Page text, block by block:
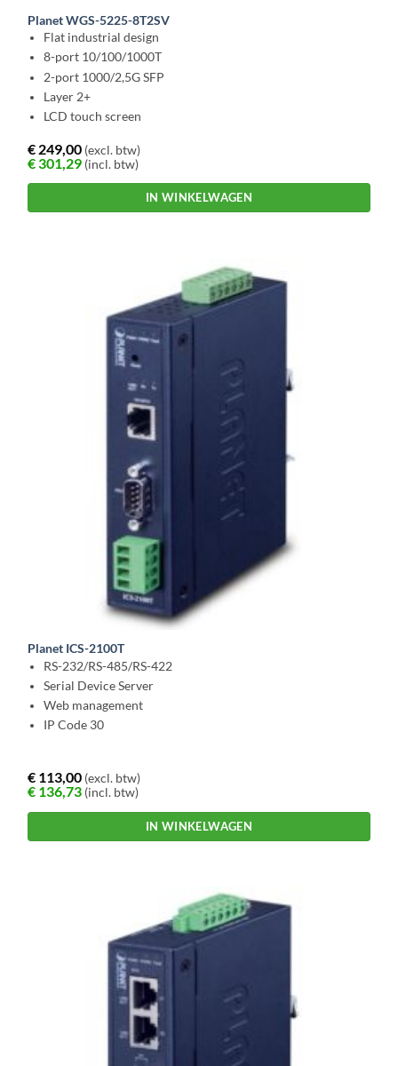
Planet WGS-5225-8T2SV
Flat industrial design
8-port 10/100/1000T
2-port 1000/2,5G SFP
Layer 2+
LCD touch screen
€ 249,00 (excl. btw)
€301,29 (incl. btw)
IN WINKELWAGEN
Planet ICS-2100T
RS-232/RS-485/RS-422
Serial Device Server
Web management
IP Code 30
€ 113,00 (excl. btw)
€ 136,73 (incl. btw)
IN WINKELWAGEN